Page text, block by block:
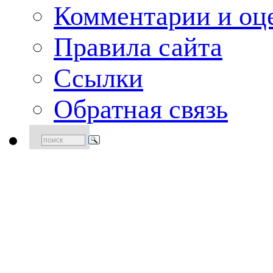
Комментарии и
Правила сайта
Ссылки
Обратная связь